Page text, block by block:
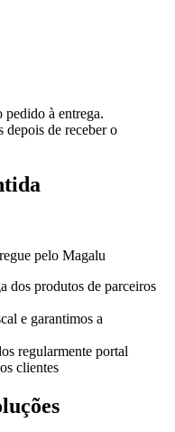
pedido à entrega.
depois de receber o
pelo Magalu
dos produtos de parceiros
e garantimos a
regularmente portal
clientes